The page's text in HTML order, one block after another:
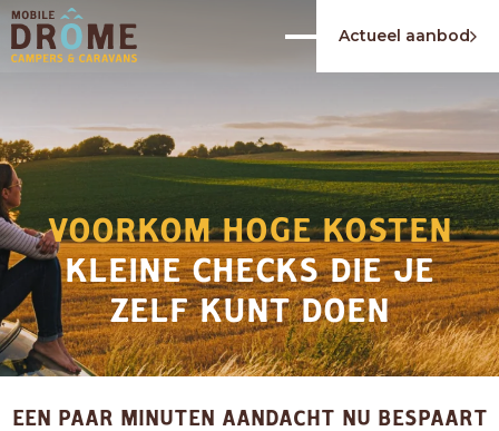
Actueel aanbod
VOORKOM HOGE KOSTEN
KLEINE CHECKS DIE JE
ZELF KUNT DOEN
EEN PAAR MINUTEN AANDACHT NU BESPAART